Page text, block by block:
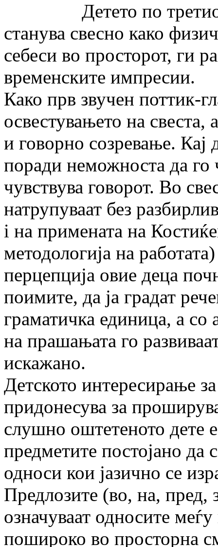
Детето по третиот
станува свесно како
себеси во просторот, ги
временските импресии.
Како прв звучен поттик-
освестувањето на
и говорно созревање.
поради неможноста да го
чувствува говорот. Во
натрупуваат без
i на примената на
методологија на
перцепција овие деца
поимите, да ја градат
граматичка единица, а со
на прашањата го
искажано.
Детското интересирање
придонесува за
слушно оштетеното дете
предметите постојано да
односи кои јазично се
Предлозите (во, на, пред,
означуваат односите
пошироко во просторна